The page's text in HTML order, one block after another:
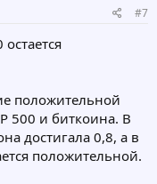
#7
положительной
500 и биткоина. В
достигала 0,8, а в
положительной.